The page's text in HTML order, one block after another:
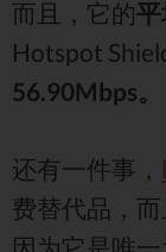
而且，它的平
Hotspot
56.90Mbps。
还有一件事，
费替代品，